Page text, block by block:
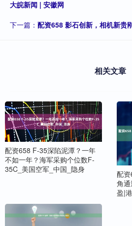
大皖新闻 | 安徽网
下一篇： 配资658 影石创新，相机新贵
相关文章
配资658 F-35深陷泥潭？一年
不如一年？海军采购个位数F-
35C_美国空军_中国_隐身
配
角
盈|